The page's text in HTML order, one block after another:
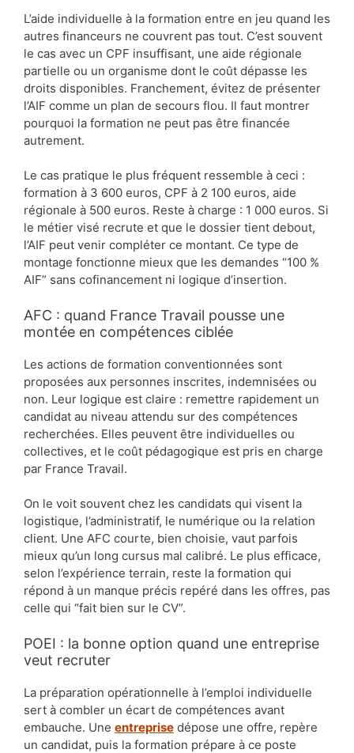
L’aide individuelle à la formation entre en jeu quand les
autres financeurs ne couvrent pas tout. C’est souvent
le cas avec un CPF insuffisant, une aide régionale
partielle ou un organisme dont le coût dépasse les
droits disponibles. Franchement, évitez de présenter
l’AIF comme un plan de secours flou. Il faut montrer
pourquoi la formation ne peut pas être financée
autrement.
Le cas pratique le plus fréquent ressemble à ceci :
formation à 3 600 euros, CPF à 2 100 euros, aide
régionale à 500 euros. Reste à charge : 1 000 euros. Si
le métier visé recrute et que le dossier tient debout,
l’AIF peut venir compléter ce montant. Ce type de
montage fonctionne mieux que les demandes “100 %
AIF” sans cofinancement ni logique d’insertion.
AFC : quand France Travail pousse une
montée en compétences ciblée
Les actions de formation conventionnées sont
proposées aux personnes inscrites, indemnisées ou
non. Leur logique est claire : remettre rapidement un
candidat au niveau attendu sur des compétences
recherchées. Elles peuvent être individuelles ou
collectives, et le coût pédagogique est pris en charge
par France Travail.
On le voit souvent chez les candidats qui visent la
logistique, l’administratif, le numérique ou la relation
client. Une AFC courte, bien choisie, vaut parfois
mieux qu’un long cursus mal calibré. Le plus efficace,
selon l’expérience terrain, reste la formation qui
répond à un manque précis repéré dans les offres, pas
celle qui “fait bien sur le CV”.
POEI : la bonne option quand une entreprise
veut recruter
La préparation opérationnelle à l’emploi individuelle
sert à combler un écart de compétences avant
embauche. Une entreprise dépose une offre, repère
un candidat, puis la formation prépare à ce poste